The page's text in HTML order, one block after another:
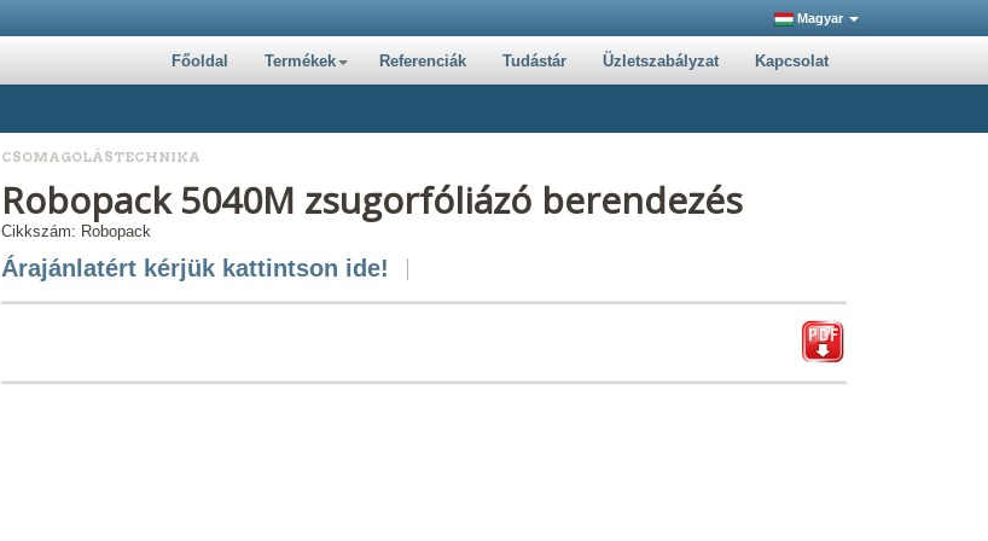
Magyar
Főoldal Termékek Referenciák Tudástár Üzletszabályzat Kapcsolat
CSOMAGOLÁSTECHNIKA
Robopack 5040M zsugorfóliázó berendezés
Cikkszám: Robopack
Árajánlatért kérjük kattintson ide!